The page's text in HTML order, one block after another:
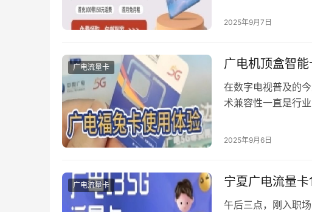
管理通信账户。
2025年9月7日
广电流量卡 广电机顶盒智
在数字电视普及的
术兼容性一直是行
能卡跨品牌通用的
2025年9月6日
广电流量卡 宁夏广电流量
午后三点，刚入职